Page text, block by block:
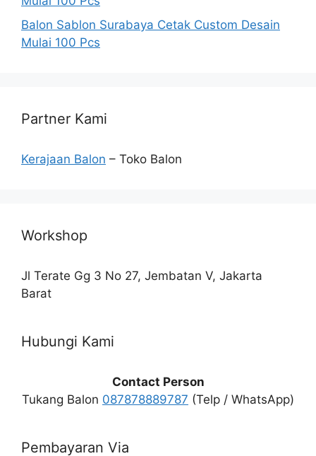
Balon Sablon Surabaya Cetak Custom Desain
Mulai 100 Pcs
Partner Kami
Kerajaan Balon – Toko Balon
Workshop
Jl Terate Gg 3 No 27, Jembatan V, Jakarta
Barat
Hubungi Kami
Contact Person
Tukang Balon 087878889787 (Telp / WhatsApp)
Pembayaran Via